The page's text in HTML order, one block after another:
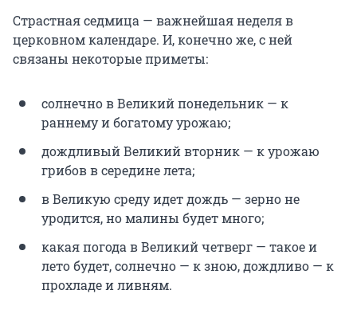
Страстная седмица — важнейшая неделя в
церковном календаре. И, конечно же, с ней
связаны некоторые приметы:
солнечно в Великий понедельник — к
раннему и богатому урожаю;
дождливый Великий вторник — к урожаю
грибов в середине лета;
в Великую среду идет дождь — зерно не
уродится, но малины будет много;
какая погода в Великий четверг — такое и
лето будет, солнечно — к зною, дождливо — к
прохладе и ливням.